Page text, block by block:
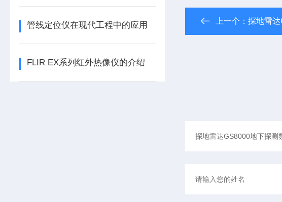
管线定位仪在现代工程中的应用
FLIR EX系列红外热像仪的介绍
上一个： 探地雷